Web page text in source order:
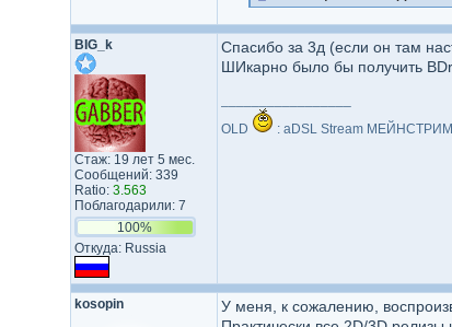
BIG_k
Стаж: 19 лет 5 мес.
Сообщений: 339
Ratio: 3.563
Поблагодарили: 7
100%
Откуда: Russia
Спасибо за 3д (если он там
ШИкарно было бы получить
OLD
: aDSL Stream МЕЙНСТРИМ
kosopin
У меня, к сожалению,